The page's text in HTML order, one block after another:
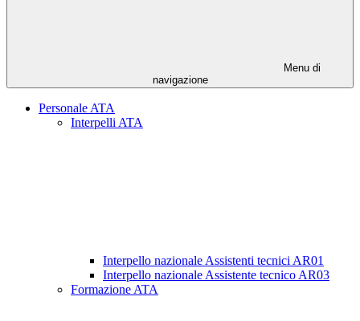
Menu di
navigazione
Personale ATA
Interpelli ATA
Interpello nazionale Assistenti tecnici AR01
Interpello nazionale Assistente tecnico AR03
Formazione ATA